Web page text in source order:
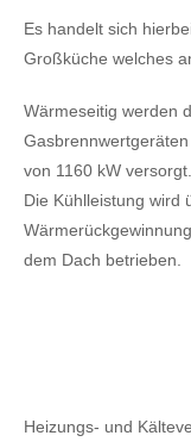
Es handelt sich
Großküche welches
Wärmeseitig werden
von 1160 kW versorgt.
Die Kühlleistung wird
dem Dach betrieben.
Heizungs- und